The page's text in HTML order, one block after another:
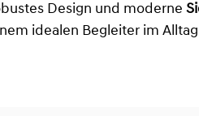
Design und moderne
idealen Begleiter im